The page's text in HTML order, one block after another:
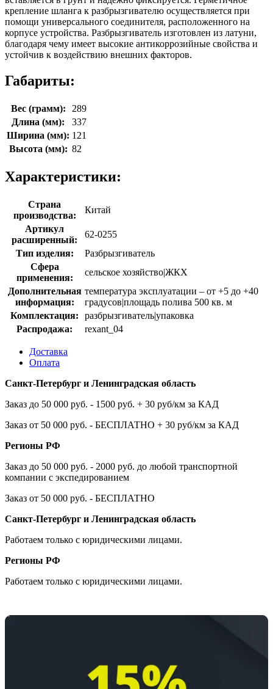
крепление шланга к разбрызгивателю осуществляется при
помощи универсального соединителя, расположенного на
корпусе устройства. Разбрызгиватель изготовлен из латуни,
благодаря чему имеет высокие антикоррозийные свойства и
устойчив к воздействию внешних факторов.
Габариты:
Вес (грамм):
289
Длина (мм):
337
Ширина (мм): 121
Высота (мм): 82
Характеристики:
Страна
производства:
Китай
Артикул
расширенный:
62-0255
Тип изделия:
Разбрызгиватель
Сфера
применения:
сельское хозяйство|ЖКХ
Дополнительная
информация:
температура эксплуатации – от +5 до +40
градусов|площадь полива 500 кв. м
Комплектация:
разбрызгиватель|упаковка
Распродажа:
rexant_04
Доставка
Оплата
Санкт-Петербург и Ленинградская область
Заказ до 50 000 руб. - 1500 руб. + 30 руб/км за КАД
Заказ от 50 000 руб. - БЕСПЛАТНО + 30 руб/км за КАД
Регионы РФ
Заказ до 50 000 руб. - 2000 руб. до любой транспортной
компании с экспедированием
Заказ от 50 000 руб. - БЕСПЛАТНО
Санкт-Петербург и Ленинградская область
Работаем только с юридическими лицами.
Регионы РФ
Работаем только с юридическими лицами.